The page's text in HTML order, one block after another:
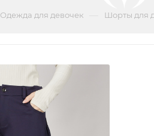
Одежда для девочек Шорты для